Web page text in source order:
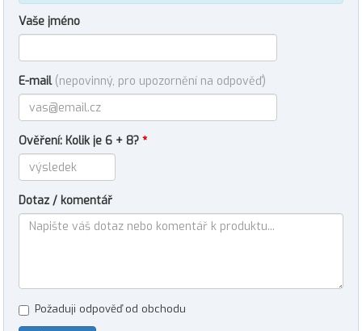
Vaše jméno
E-mail (nepovinný, pro upozornění na odpověď)
Ověření: Kolik je 6 + 8? *
Dotaz / komentář
Požaduji odpověď od obchodu